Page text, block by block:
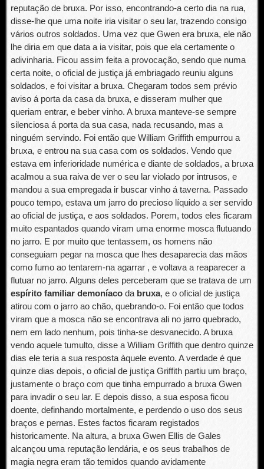
reputação de bruxa. Por isso, encontrando-a certo dia na rua,
disse-lhe que uma noite iria visitar o seu lar, trazendo consigo
vários outros soldados. Uma vez que Gwen era bruxa, ele não
lhe diria em que data a ia visitar, pois que ela certamente o
adivinharia. Ficou assim feita a provocação, sendo que numa
certa noite, o oficial de justiça já embriagado reuniu alguns
soldados, e foi visitar a bruxa. Chegaram todos sem prévio
aviso á porta da casa da bruxa, e disseram mulher que
queriam entrar, e beber vinho. A bruxa manteve-se sempre
silenciosa á porta da sua casa, nada recusando, mas a
ninguém servindo. Foi então que William Griffith empurrou a
bruxa, e entrou na sua casa com os soldados. Vendo que
estava em inferioridade numérica e diante de soldados, a bruxa
acalmou a sua raiva de ver o seu lar violado por intrusos, e
mandou a sua empregada ir buscar vinho á taverna. Passado
pouco tempo, estava um jarro do precioso líquido a ser servido
ao oficial de justiça, e aos soldados. Porem, todos eles ficaram
muito espantados quando viram uma enorme mosca flutuando
no jarro. E por muito que tentassem, os homens não
conseguiam pegar na mosca que lhes desaparecia das mãos
como fumo ao tentarem-na agarrar , e voltava a reaparecer a
flutuar no jarro. Alguns deles perceberam que se tratava de um
espírito familiar demoníacoda bruxa, e o oficial de justiça
atirou com o jarro ao chão, quebrando-o. Foi então que todos
viram que a mosca não se encontrava ali no jarro quebrado,
nem em lado nenhum, pois tinha-se desvanecido. A bruxa
vendo aquele tumulto, disse a William Griffith que dentro quinze
dias ele teria a sua resposta àquele evento. A verdade é que
quinze dias depois, o oficial de justiça Griffith partiu um braço,
justamente o braço com que tinha empurrado a bruxa Gwen
para invadir o seu lar. E depois disso, a sua esposa ficou
doente, definhando mortalmente, e perdendo o uso dos seus
braços e pernas. Estes factos ficaram registados
historicamente. Na altura, a bruxa Gwen Ellis de Gales
alcançou uma reputação lendária, e os seus trabalhos de
magia negra eram tão temidos quando avidamente